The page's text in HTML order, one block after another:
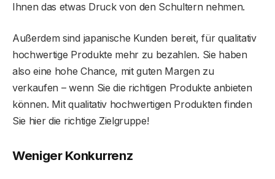
Ihnen das etwas Druck von den Schultern nehmen.
Außerdem sind japanische Kunden bereit, für qualitativ
hochwertige Produkte mehr zu bezahlen. Sie haben
also eine hohe Chance, mit guten Margen zu
verkaufen – wenn Sie die richtigen Produkte anbieten
können. Mit qualitativ hochwertigen Produkten finden
Sie hier die richtige Zielgruppe!
Weniger Konkurrenz